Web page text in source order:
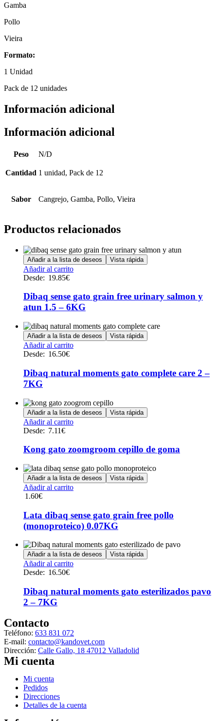
Gamba
Pollo
Vieira
Formato:
1 Unidad
Pack de 12 unidades
Información adicional
Información adicional
Peso N/D
Cantidad 1 unidad, Pack de 12
Sabor Cangrejo, Gamba, Pollo, Vieira
Productos relacionados
Añadir a la lista de deseos Vista rápida
Añadir al carritoEste
múltiples
variantes.
Las
se
pueden
elegir
página
Desde: 19.85€
Dibaq sense gato grain free urinary salmon y
atun 1.5 – 6KG
Añadir a la lista de deseos Vista rápida
Añadir al carritoEste
múltiples
variantes.
se
pueden
elegir
página
producto
Desde: 16.50€
Dibaq natural moments gato complete care 2 –
7KG
Añadir a la lista de deseos Vista rápida
Añadir al carritoEste
múltiples
variantes.
Las
opciones
se
pueden
la
página
producto
Desde: 7.11€
Kong gato zoomgroom cepillo de goma
Añadir a la lista de deseos Vista rápida
Añadir al carrito
1.60€
Lata dibaq sense gato grain free pollo
(monoproteico) 0.07KG
Añadir a la lista de deseos Vista rápida
Añadir al carritoEste
múltiples
variantes.
pueden
elegir
en
Desde: 16.50€
Dibaq natural moments gato esterilizados pavo
2 – 7KG
Contacto
Teléfono: 633 831 072
E-mail: contacto@kandovet.com
Dirección: Calle Gallo, 18 47012 Valladolid
Mi cuenta
Menú
Mi cuenta
Pedidos
Direcciones
Detalles de la cuenta